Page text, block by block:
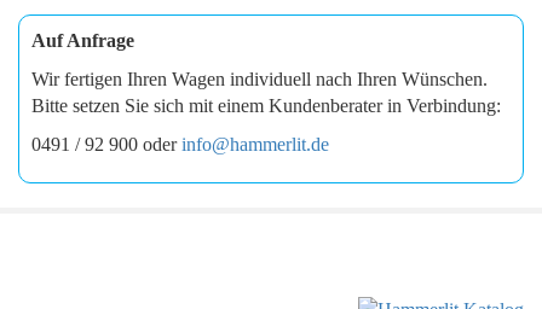
Auf Anfrage
Wir fertigen Ihren Wagen individuell nach Ihren Wünschen.
Bitte setzen Sie sich mit einem Kundenberater in Verbindung:
0491 / 92 900 oderinfo@hammerlit.de